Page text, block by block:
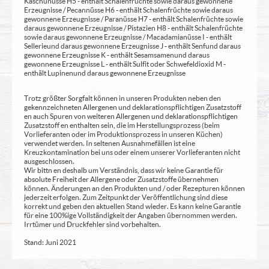
Erzeugnisse / Pecannüsse H6 - enthält Schalenfrüchte sowie daraus
gewonnene Erzeugnisse / Paranüsse H7 - enthält Schalenfrüchte sowie
daraus gewonnene Erzeugnisse / Pistazien H8 - enthält Schalenfrüchte
sowie daraus gewonnene Erzeugnisse / Macadamianüsse I - enthält
Sellerie und daraus gewonnene Erzeugnisse J - enthält Senf und daraus
gewonnene Erzeugnisse K - enthält Sesamsamen und daraus
gewonnene Erzeugnisse L - enthält Sulfit oder Schwefeldioxid M -
enthält Lupinen und daraus gewonnene Erzeugnisse
Trotz größter Sorgfalt können in unseren Produkten neben den
gekennzeichneten Allergenen und deklarationspflichtigen Zusatzstoff
en auch Spuren von weiteren Allergenen und deklarationspflichtigen
Zusatzstoff en enthalten sein, die im Herstellungsprozess (beim
Vorlieferanten oder im Produktionsprozess in unseren Küchen)
verwendet werden. In seltenen Ausnahmefällen ist eine
Kreuzkontamination bei uns oder einem unserer Vorlieferanten nicht
ausgeschlossen.
Wir bittn en deshalb um Verständnis, dass wir keine Garantie für
absolute Freiheit der Allergene oder Zusatzstoffe übernehmen
können. Änderungen an den Produkten und / oder Rezepturen können
jederzeit erfolgen. Zum Zeitpunkt der Veröffentlichung sind diese
korrekt und geben den aktuellen Stand wieder. Es kann keine Garantie
für eine 100%ige Vollständigkeit der Angaben übernommen werden.
Irrtümer und Druckfehler sind vorbehalten.
Stand: Juni 2021